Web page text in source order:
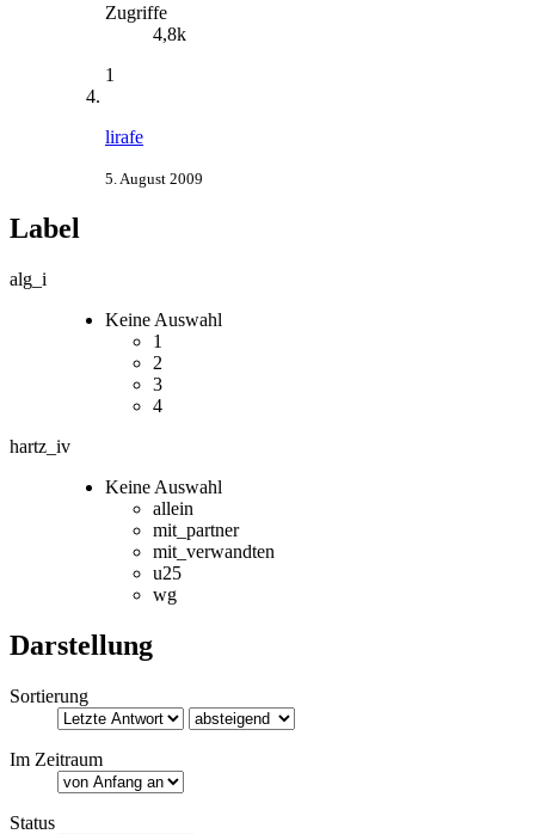
Zugriffe
4,8k
1
lirafe
5. August 2009
Label
alg_i
Keine Auswahl
1
2
3
4
hartz_iv
Keine Auswahl
allein
mit_partner
mit_verwandten
u25
wg
Darstellung
Sortierung
Im Zeitraum
Status